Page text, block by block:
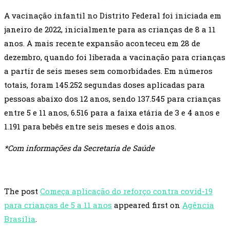
A vacinação infantil no Distrito Federal foi iniciada em
janeiro de 2022, inicialmente para as crianças de 8 a 11
anos. A mais recente expansão aconteceu em 28 de
dezembro, quando foi liberada a vacinação para crianças
a partir de seis meses sem comorbidades. Em números
totais, foram 145.252 segundas doses aplicadas para
pessoas abaixo dos 12 anos, sendo 137.545 para crianças
entre 5 e 11 anos, 6.516 para a faixa etária de 3 e 4 anos e
1.191 para bebês entre seis meses e dois anos.
*Com informações da Secretaria de Saúde
The post Começa aplicação do reforço contra covid-19
para crianças de 5 a 11 anos appeared first on Agência
Brasília.